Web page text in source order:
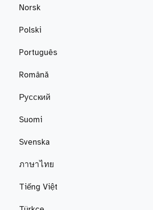
Norsk
Polski
Português
Română
Русский
Suomi
Svenska
ภาษาไทย
Tiếng Việt